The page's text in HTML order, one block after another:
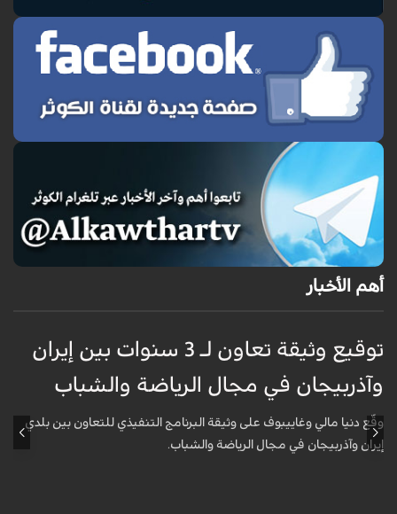
أهم الأخبار
توقيع وثيقة تعاون لـ 3 سنوات بين إيران
وآذربيجان في مجال الرياضة والشباب
وقّع دنيا مالي وغاييبوف على وثيقة البرنامج التنفيذي للتعاون بين بلدي
إيران وآذربيجان في مجال الرياضة والشباب.